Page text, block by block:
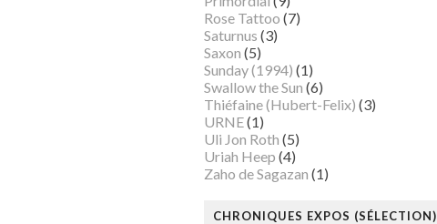
Rose Tattoo (7)
Saturnus (3)
Saxon (5)
Sunday (1994) (1)
Swallow the Sun (6)
Thiéfaine (Hubert-Felix) (3)
URNE(1)
Uli Jon Roth (5)
Uriah Heep (4)
Zaho de Sagazan (1)
CHRONIQUES EXPOS (SÉLECTION)